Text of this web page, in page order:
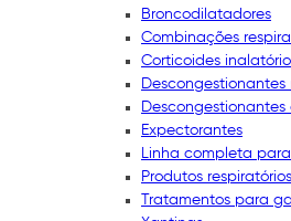
Broncodilatadores
Combinações
Corticoides
Descongestionantes
Expectorantes
Linha completa
Produtos
Tratamentos para